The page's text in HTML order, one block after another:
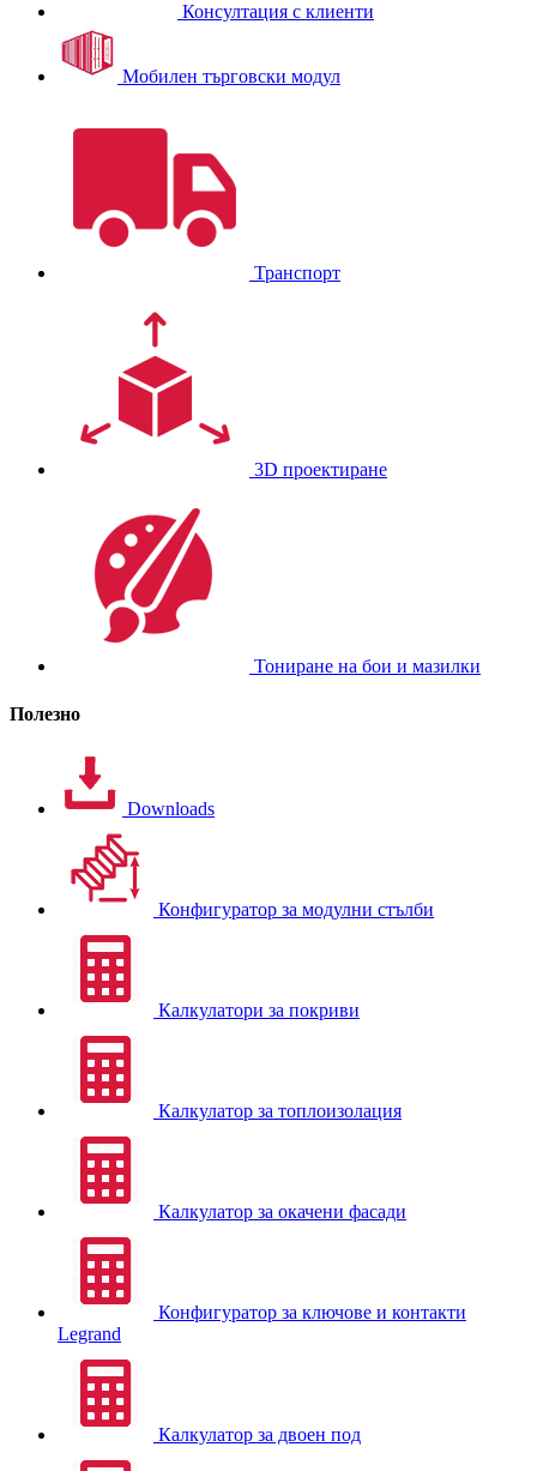
Консултация с клиенти
Мобилен търговски модул
Транспорт
3D проектиране
Тониране на бои и мазилки
Полезно
Downloads
Конфигуратор за модулни стълби
Калкулатори за покриви
Калкулатор за топлоизолация
Калкулатор за окачени фасади
Конфигуратор за ключове и контакти
Legrand
Калкулатор за двоен под